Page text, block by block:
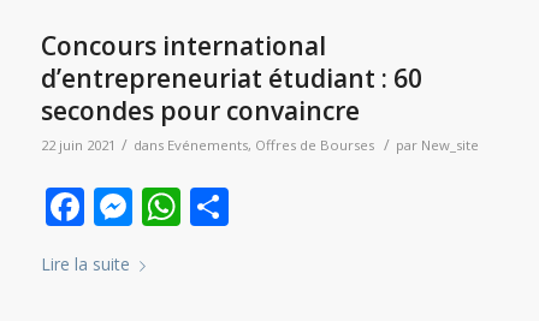
Concours international
d’entrepreneuriat étudiant : 60
secondes pour convaincre
22 juin 2021 / dans Evénements, Offres de Bourses / par New_site
Facebook
Messenger
WhatsApp
Partager
Lire la suite